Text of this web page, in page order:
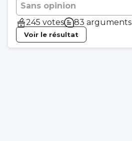
Sans opinion
245 votes
83 arguments
Voir le résultat